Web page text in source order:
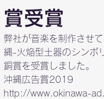
賞受賞
弊社が音楽を制作させ
縄-火焔型土器のシンボ
銅賞を受賞しました。
http://www.okinawa-